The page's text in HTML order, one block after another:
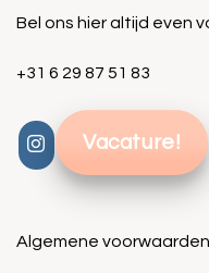
Bel ons hier altijd even
+31 6 29 87 51 83
Vacature!
Algemene voorwaarden